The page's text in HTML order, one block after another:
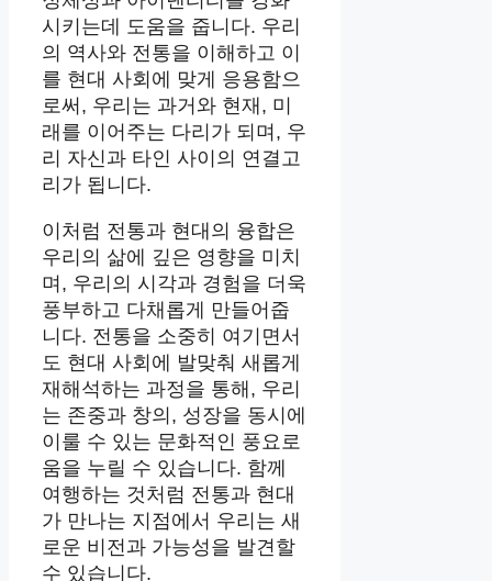
시키는데 도움을 줍니다. 우리
의 역사와 전통을 이해하고 이
를 현대 사회에 맞게 응용함으
로써, 우리는 과거와 현재, 미
래를 이어주는 다리가 되며, 우
리 자신과 타인 사이의 연결고
리가 됩니다.
이처럼 전통과 현대의 융합은
우리의 삶에 깊은 영향을 미치
며, 우리의 시각과 경험을 더욱
풍부하고 다채롭게 만들어줍
니다. 전통을 소중히 여기면서
도 현대 사회에 발맞춰 새롭게
재해석하는 과정을 통해, 우리
는 존중과 창의, 성장을 동시에
이룰 수 있는 문화적인 풍요로
움을 누릴 수 있습니다. 함께
여행하는 것처럼 전통과 현대
가 만나는 지점에서 우리는 새
로운 비전과 가능성을 발견할
수 있습니다.